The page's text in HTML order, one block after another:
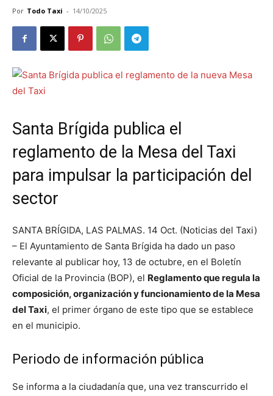
Por Todo Taxi - 14/10/2025
Santa Brígida publica el
reglamento de la Mesa del Taxi
para impulsar la participación del
sector
SANTA BRÍGIDA, LAS PALMAS. 14 Oct. (Noticias del Taxi)
– El Ayuntamiento de Santa Brígida ha dado un paso
relevante al publicar hoy, 13 de octubre, en el Boletín
Oficial de la Provincia (BOP), el Reglamento que regula la
composición, organización y funcionamiento de la Mesa
del Taxi, el primer órgano de este tipo que se establece
en el municipio.
Periodo de información pública
Se informa a la ciudadanía que, una vez transcurrido el